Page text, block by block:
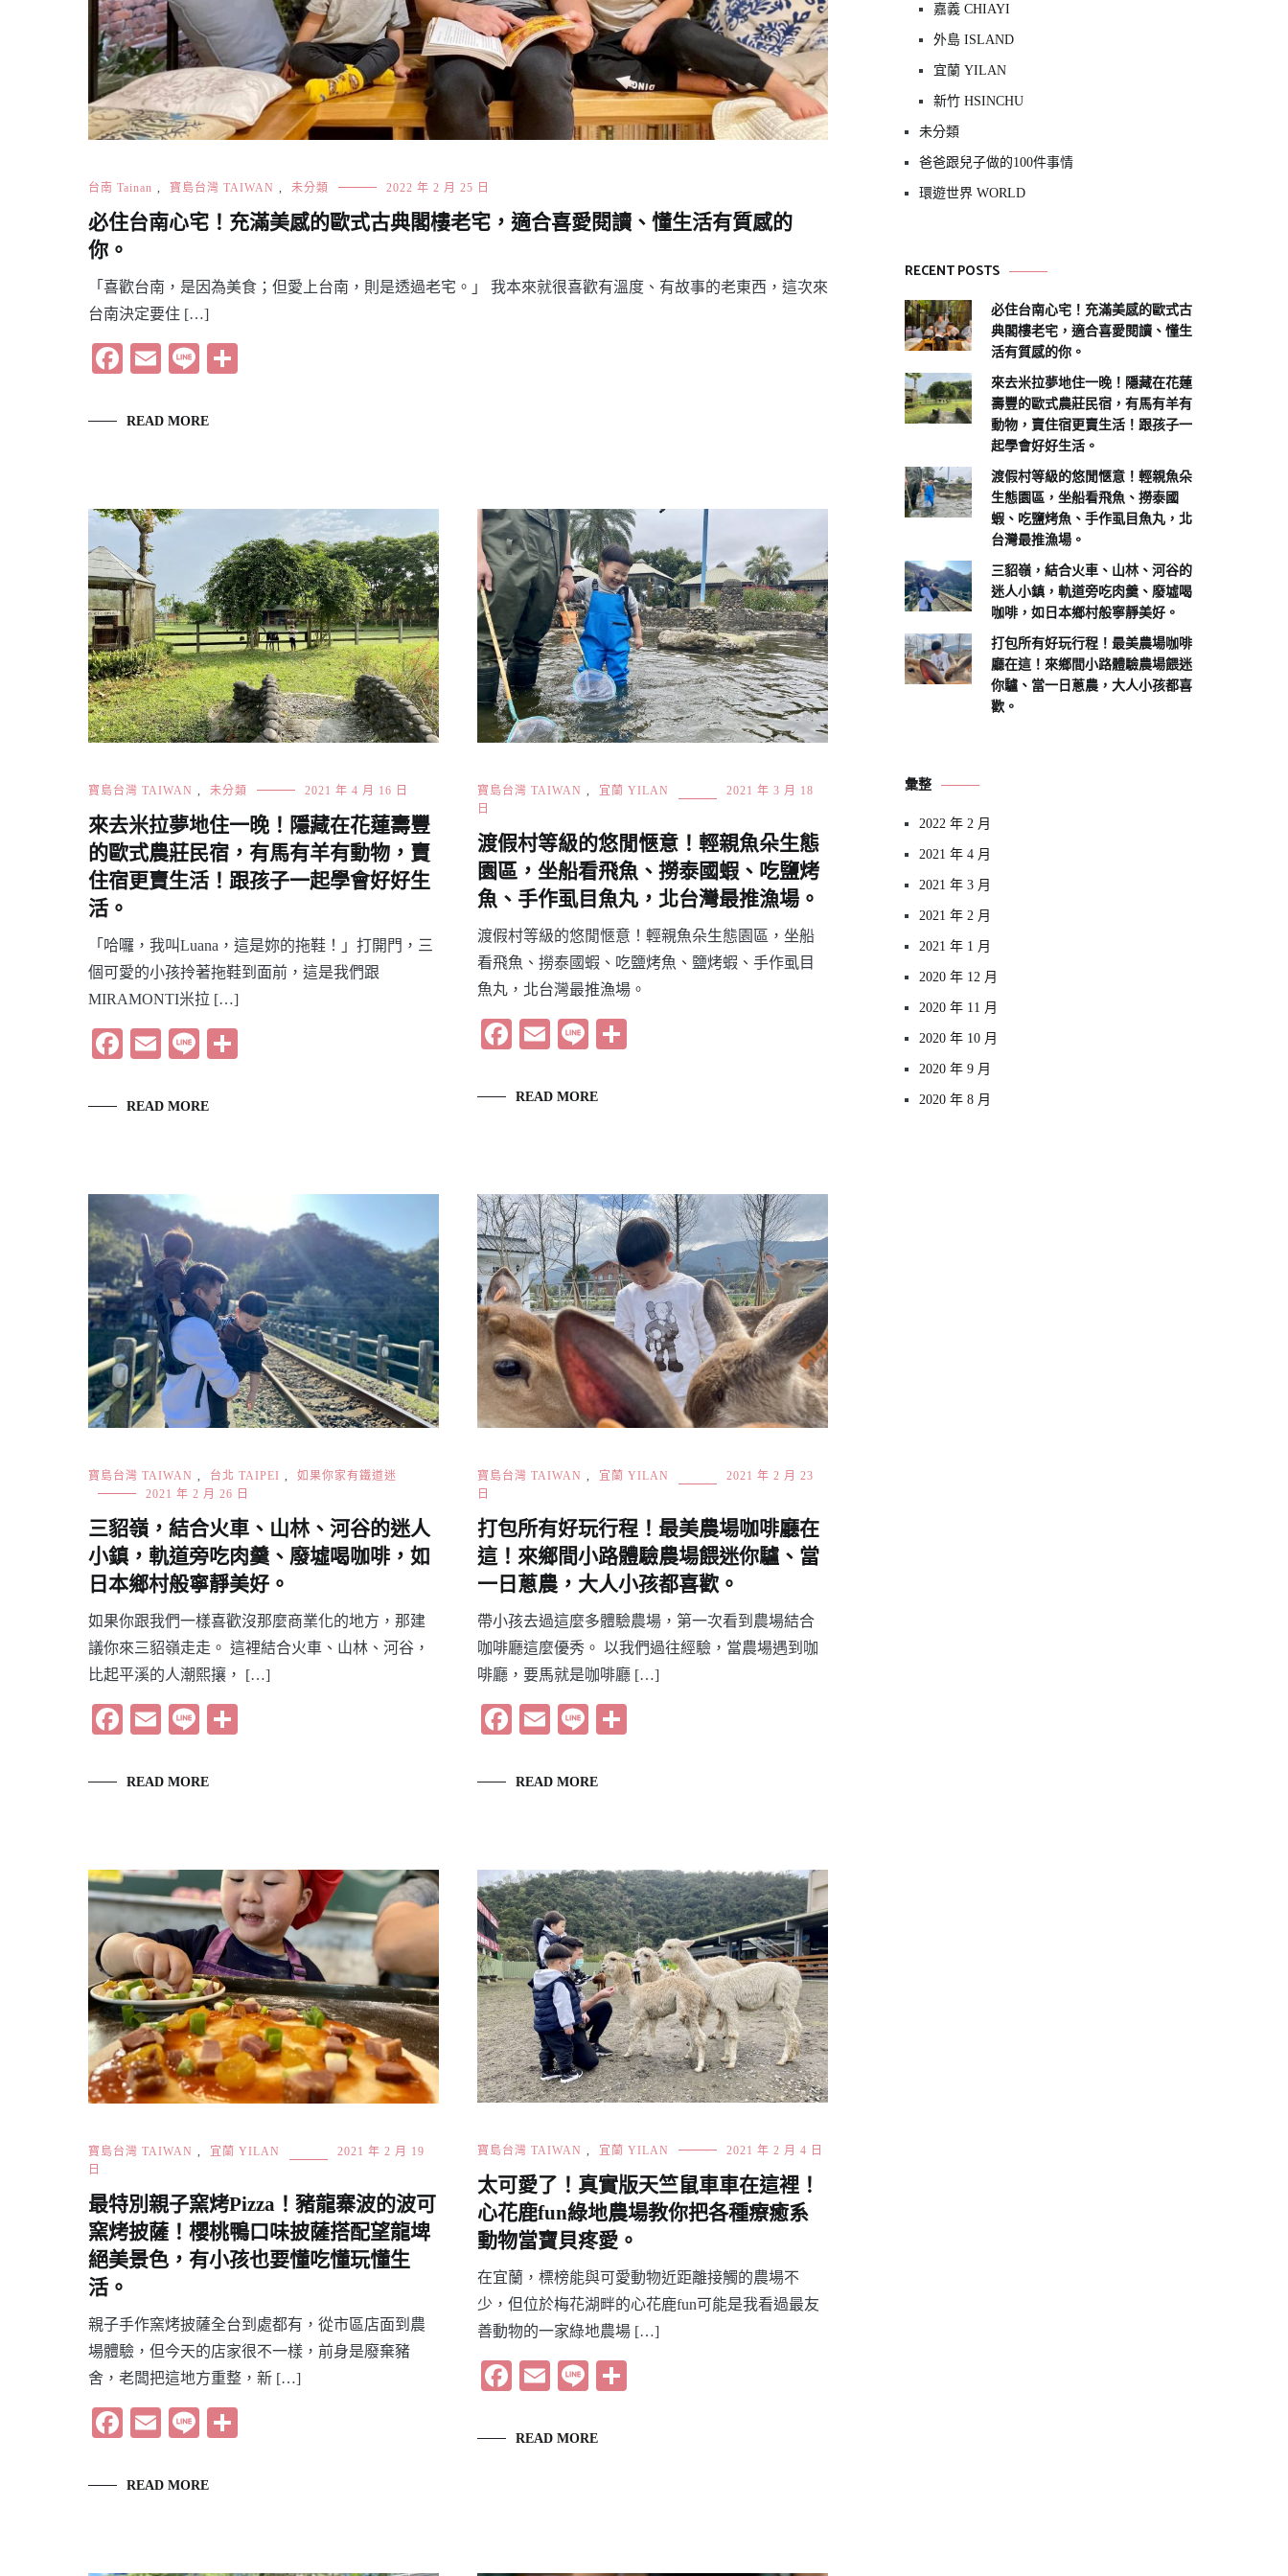
台南 Tainan 寶島台灣 TAIWAN 未分類 2022 年 2 月 25 日
必住台南心宅！充滿美感的歐式古典閣樓老宅，適合喜愛閱讀、懂生活有質感的
你。
「喜歡台南，是因為美食；但愛上台南，則是透過老宅。」 我本來就很喜歡有溫度、有故事的老東西，這次來
台南決定要住 […]
Facebook
Email
Line
READ MORE
寶島台灣 TAIWAN 未分類 2021 年 4 月 16 日
來去米拉夢地住一晚！隱藏在花蓮壽豐
的歐式農莊民宿，有馬有羊有動物，賣
住宿更賣生活！跟孩子一起學會好好生
活。
「哈囉，我叫Luana，這是妳的拖鞋！」打開門，三
個可愛的小孩拎著拖鞋到面前，這是我們跟
MIRAMONTI米拉 […]
Facebook
Email
Line
READ MORE
寶島台灣 TAIWAN 宜蘭 YILAN
2021 年 3 月 18
日
渡假村等級的悠閒愜意！輕親魚朵生態
園區，坐船看飛魚、撈泰國蝦、吃鹽烤
魚、手作虱目魚丸，北台灣最推漁場。
渡假村等級的悠閒愜意！輕親魚朵生態園區，坐船
看飛魚、撈泰國蝦、吃鹽烤魚、鹽烤蝦、手作虱目
魚丸，北台灣最推漁場。
Facebook
Email
Line
READ MORE
寶島台灣 TAIWAN 台北 TAIPEI
如果你家有鐵道迷
2021 年 2 月 26 日
三貂嶺，結合火車、山林、河谷的迷人
小鎮，軌道旁吃肉羹、廢墟喝咖啡，如
日本鄉村般寧靜美好。
如果你跟我們一樣喜歡沒那麼商業化的地方，那建
議你來三貂嶺走走。 這裡結合火車、山林、河谷，
比起平溪的人潮熙攘， […]
Facebook
Email
Line
READ MORE
寶島台灣 TAIWAN 宜蘭 YILAN
2021 年 2 月 23
日
打包所有好玩行程！最美農場咖啡廳在
這！來鄉間小路體驗農場餵迷你驢、當
一日蔥農，大人小孩都喜歡。
帶小孩去過這麼多體驗農場，第一次看到農場結合
咖啡廳這麼優秀。 以我們過往經驗，當農場遇到咖
啡廳，要馬就是咖啡廳 […]
Facebook
Email
Line
READ MORE
寶島台灣 TAIWAN 宜蘭 YILAN
2021 年 2 月 19
日
最特別親子窯烤Pizza！豬龍寨波的波可
窯烤披薩！櫻桃鴨口味披薩搭配望龍埤
絕美景色，有小孩也要懂吃懂玩懂生
活。
親子手作窯烤披薩全台到處都有，從市區店面到農
場體驗，但今天的店家很不一樣，前身是廢棄豬
舍，老闆把這地方重整，新 […]
Facebook
Email
Line
READ MORE
寶島台灣 TAIWAN , 宜蘭 YILAN 2021 年 2 月 4 日
太可愛了！真實版天竺鼠車車在這裡！
心花鹿fun綠地農場教你把各種療癒系
動物當寶貝疼愛。
在宜蘭，標榜能與可愛動物近距離接觸的農場不
少，但位於梅花湖畔的心花鹿fun可能是我看過最友
善動物的一家綠地農場 […]
Facebook
Email
Line
READ MORE
嘉義 CHIAYI
外島 ISLAND
宜蘭 YILAN
新竹 HSINCHU
未分類
爸爸跟兒子做的100件事情
環遊世界 WORLD
RECENT POSTS
必住台南心宅！充滿美感的歐式古
典閣樓老宅，適合喜愛閱讀、懂生
活有質感的你。
來去米拉夢地住一晚！隱藏在花蓮
壽豐的歐式農莊民宿，有馬有羊有
動物，賣住宿更賣生活！跟孩子一
起學會好好生活。
渡假村等級的悠閒愜意！輕親魚朵
生態園區，坐船看飛魚、撈泰國
蝦、吃鹽烤魚、手作虱目魚丸，北
台灣最推漁場。
三貂嶺，結合火車、山林、河谷的
迷人小鎮，軌道旁吃肉羹、廢墟喝
咖啡，如日本鄉村般寧靜美好。
打包所有好玩行程！最美農場咖啡
廳在這！來鄉間小路體驗農場餵迷
你驢、當一日蔥農，大人小孩都喜
歡。
彙整
2022 年 2 月
2021 年 4 月
2021 年 3 月
2021 年 2 月
2021 年 1 月
2020 年 12 月
2020 年 11 月
2020 年 10 月
2020 年 9 月
2020 年 8 月